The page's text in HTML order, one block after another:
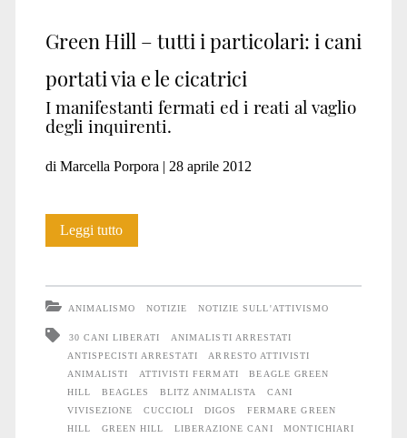
Green Hill – tutti i particolari: i cani
portati via e le cicatrici
I manifestanti fermati ed i reati al vaglio
degli inquirenti.
di Marcella Porpora | 28 aprile 2012
Leggi tuttoGreen
di
beagles
e
ANIMALISMO NOTIZIE NOTIZIE SULL'ATTIVISMO
30 CANI LIBERATI
ANIMALISTI ARRESTATI
ANTISPECISTI ARRESTATI
ARRESTO ATTIVISTI
ANIMALISTI
ATTIVISTI FERMATI
BEAGLE GREEN
HILL
BEAGLES BLITZ ANIMALISTA
CANI
VIVISEZIONE
CUCCIOLI DIGOS
FERMARE GREEN
HILL
GREEN HILL LIBERAZIONE CANI
MONTICHIARI